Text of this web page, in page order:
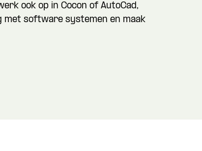
ook op in Cocon of AutoCad,
met software systemen en maak